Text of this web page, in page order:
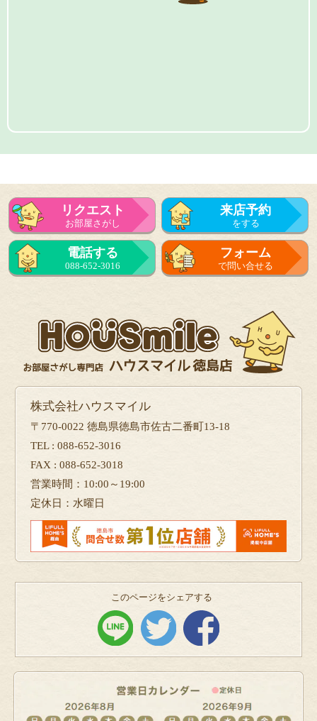
リクエスト
お部屋さがし
来店予約
をする
電話する
088-652-3016
フォーム
で問い合せる
株式会社ハウスマイル
〒770-0022 徳島県徳島市佐古二番町13-18
TEL : 088-652-3016
FAX : 088-652-3018
営業時間：10:00～19:00
定休日：水曜日
このページをシェアする